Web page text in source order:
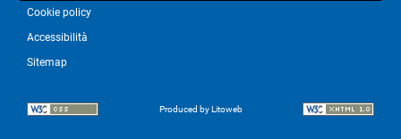
Cookie policy
Accessibilità
Sitemap
Produced by Litoweb